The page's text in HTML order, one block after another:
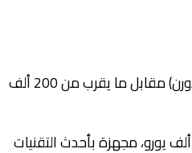
كلَّف الحرس المدني الإسباني شركةً مُتخصّصةً بتزويده بطائرات دون طيار (دورن) مقابل ما يقرب من 200 ألف
وبحسب مصادر إسبانية، فإنَّ الأجهزة المقتناة تقترب تكلفة وحدتها من 50 ألف يورو، مجهزة بأحدث التقنيات